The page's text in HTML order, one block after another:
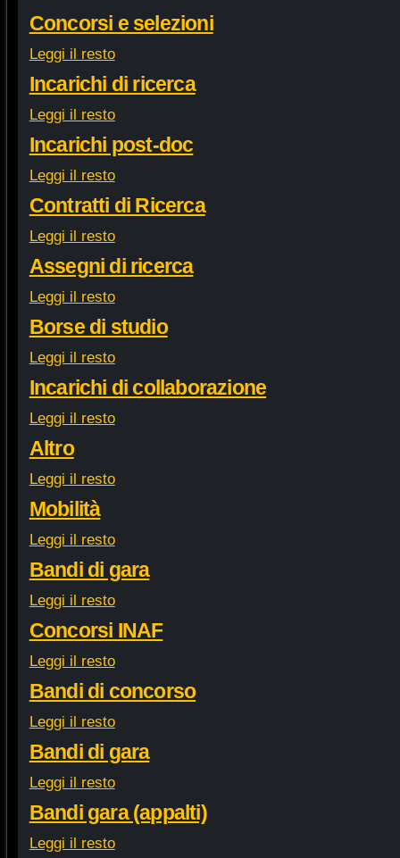
Concorsi e selezioni
Leggi il resto
Incarichi di ricerca
Leggi il resto
Incarichi post-doc
Leggi il resto
Contratti di Ricerca
Leggi il resto
Assegni di ricerca
Leggi il resto
Borse di studio
Leggi il resto
Incarichi di collaborazione
Leggi il resto
Altro
Leggi il resto
Mobilità
Leggi il resto
Bandi di gara
Leggi il resto
Concorsi INAF
Leggi il resto
Bandi di concorso
Leggi il resto
Bandi di gara
Leggi il resto
Bandi gara (appalti)
Leggi il resto